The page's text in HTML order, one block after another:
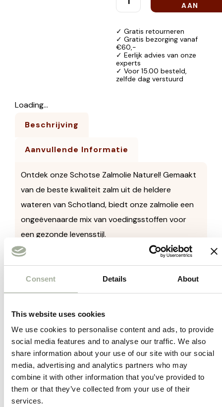
Consent Details About
This website uses cookies
We use cookies to personalise content and ads, to provide
social media features and to analyse our traffic. We also
share information about your use of our site with our social
media, advertising and analytics partners who may
combine it with other information that you’ve provided to
them or that they’ve collected from your use of their
services.
AAN
✓ Gratis retourneren
✓ Gratis bezorging vanaf
€60,-
✓ Eerlijk advies van onze
experts
✓ Voor 15.00 besteld,
zelfde dag verstuurd
Loading...
Beschrijving
Aanvullende Informatie
Ontdek onze Schotse Zalmolie Naturel! Gemaakt
van de beste kwaliteit zalm uit de heldere
wateren van Schotland, biedt onze zalmolie een
ongeëvenaarde mix van voedingsstoffen voor
een gezonde levensstijl.
Onze Schotse Zalmolie Naturel is rijk aan omega-3
van verse zalm, is onze olie vrij van toegevoegde
conserveermiddelen en kunstmatige
smaakstoffen, waardoor u alleen de pure kracht
van de natuur ervaart.
Of u nu op zoek bent naar een aanvulling op uw
dieet of een boost voor uw algehele gezondheid,